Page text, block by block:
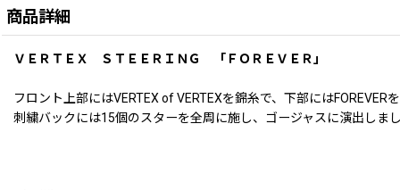
商品詳細
ＶＥＲＴＥＸ ＳＴＥＥＲＩＮＧ 「ＦＯＲＥＶＥＲ」
フロント上部にはVERTEX of VERTEXを錦糸で、下部にはFOREVER
刺繍バックには15個のスターを全周に施し、ゴージャスに演出しま